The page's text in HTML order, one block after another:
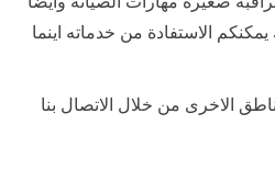
الاستفادة من خدماته اينما
الاخرى من خلال الاتصال بنا